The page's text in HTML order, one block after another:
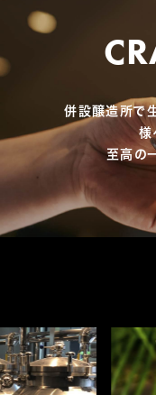
併設醸造所で
様
至高の